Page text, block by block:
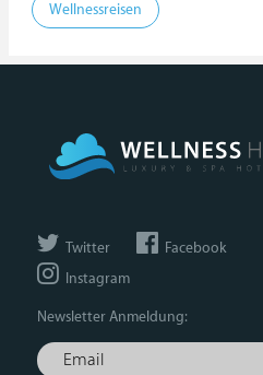
Wellnessreisen
Twitter
Facebook
Instagram
Newsletter Anmeldung: